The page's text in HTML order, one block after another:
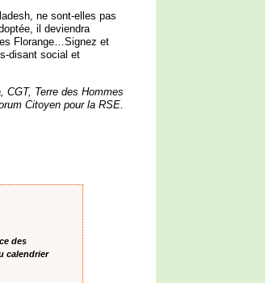
ne sont-elles pas
il deviendra
Florange…Signez et
disant social et
CGT, Terre des Hommes
Citoyen pour la RSE.
des
calendrier